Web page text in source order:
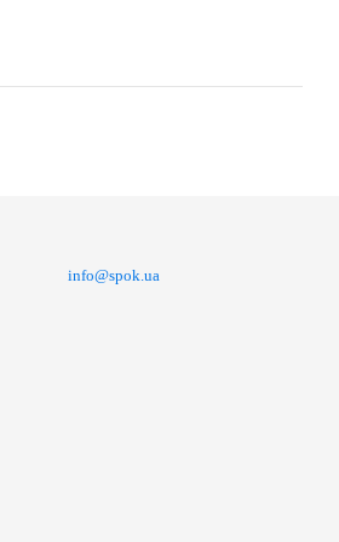
info@spok.ua